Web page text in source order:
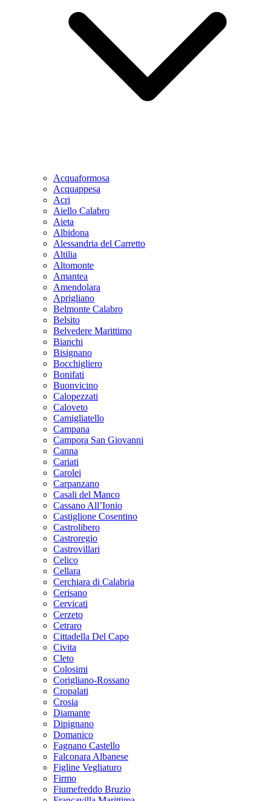
Acquaformosa
Acquappesa
Acri
Aiello Calabro
Aieta
Albidona
Alessandria del Carretto
Altilia
Altomonte
Amantea
Amendolara
Aprigliano
Belmonte Calabro
Belsito
Belvedere Marittimo
Bianchi
Bisignano
Bocchigliero
Bonifati
Buonvicino
Calopezzati
Caloveto
Camigliatello
Campana
Campora San Giovanni
Canna
Cariati
Carolei
Carpanzano
Casali del Manco
Cassano All’Ionio
Castiglione Cosentino
Castrolibero
Castroregio
Castrovillari
Celico
Cellara
Cerchiara di Calabria
Cerisano
Cervicati
Cerzeto
Cetraro
Cittadella Del Capo
Civita
Cleto
Colosimi
Corigliano-Rossano
Cropalati
Crosia
Diamante
Dipignano
Domanico
Fagnano Castello
Falconara Albanese
Figline Vegliaturo
Firmo
Fiumefreddo Bruzio